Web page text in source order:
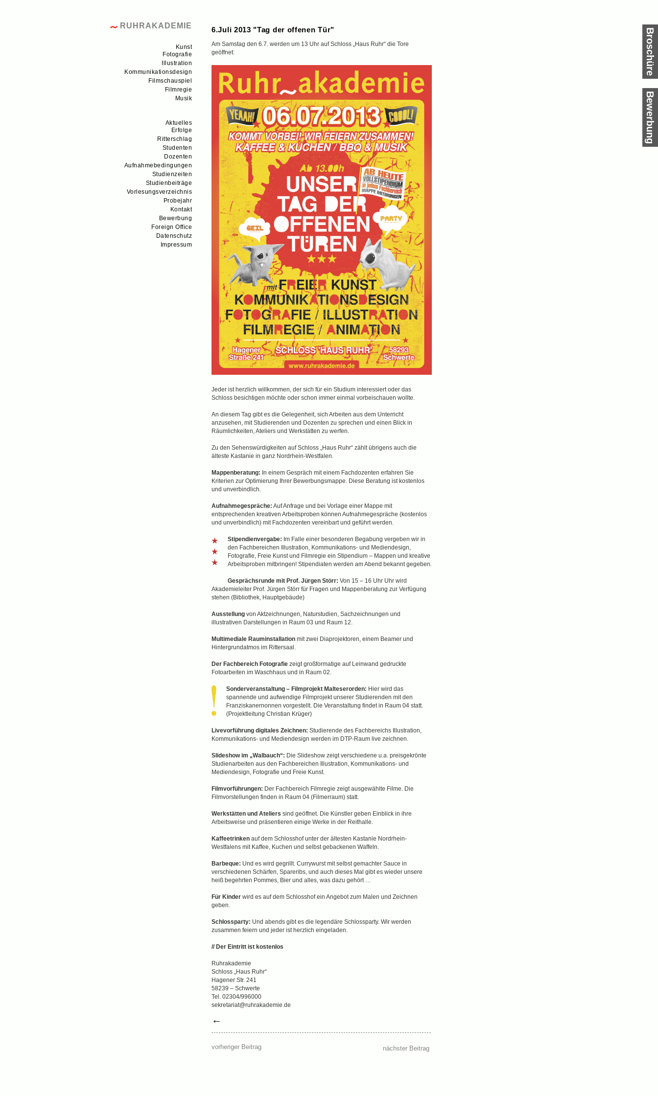
RUHRAKADEMIE
Kunst
Fotografie
Illustration
Kommunikationsdesign
Filmschauspiel
Filmregie
Musik
Aktuelles
Erfolge
Ritterschlag
Studenten
Dozenten
Aufnahmebedingungen
Studienzeiten
Studienbeiträge
Vorlesungsverzeichnis
Probejahr
Kontakt
Bewerbung
Foreign Office
Datenschutz
Impressum
6.Juli 2013 "Tag der offenen Tür"
Am Samstag den 6.7. werden um 13 Uhr auf Schloss „Haus Ruhr“ die Tore
geöffnet:
Jeder ist herzlich willkommen, der sich für ein Studium interessiert oder das
Schloss besichtigen möchte oder schon immer einmal vorbeischauen wollte.
An diesem Tag gibt es die Gelegenheit, sich Arbeiten aus dem Unterricht
anzusehen, mit Studierenden und Dozenten zu sprechen und einen Blick in
Räumlichkeiten, Ateliers und Werkstätten zu werfen.
Zu den Sehenswürdigkeiten auf Schloss „Haus Ruhr“ zählt übrigens auch die
älteste Kastanie in ganz Nordrhein-Westfalen.
Mappenberatung: In einem Gespräch mit einem Fachdozenten erfahren Sie
Kriterien zur Optimierung Ihrer Bewerbungsmappe. Diese Beratung ist kostenlos
und unverbindlich.
Aufnahmegespräche: Auf Anfrage und bei Vorlage einer Mappe mit
entsprechenden kreativen Arbeitsproben können Aufnahmegespräche (kostenlos
und unverbindlich) mit Fachdozenten vereinbart und geführt werden.
Stipendienvergabe: Im Falle einer besonderen Begabung vergeben wir in
den Fachbereichen Illustration, Kommunikations- und Mediendesign,
Fotografie, Freie Kunst und Filmregie ein Stipendium – Mappen und kreative
Arbeitsproben mitbringen! Stipendiaten werden am Abend bekannt gegeben.
Gesprächsrunde mit Prof. Jürgen Störr: Von 15 – 16 Uhr Uhr wird
Akademieleiter Prof. Jürgen Störr für Fragen und Mappenberatung zur Verfügung
stehen (Bibliothek, Hauptgebäude)
Ausstellung von Aktzeichnungen, Naturstudien, Sachzeichnungen und
illustrativen Darstellungen in Raum 03 und Raum 12.
Multimediale Rauminstallation mit zwei Diaprojektoren, einem Beamer und
Hintergrundatmos im Rittersaal.
Der Fachbereich Fotografie zeigt großformatige auf Leinwand gedruckte
Fotoarbeiten im Waschhaus und in Raum 02.
Sonderveranstaltung – Filmprojekt Malteserorden: Hier wird das
spannende und aufwendige Filmprojekt unserer Studierenden mit den
Franziskanernonnen vorgestellt. Die Veranstaltung findet in Raum 04 statt.
(Projektleitung Christian Krüger)
Livevorführung digitales Zeichnen: Studierende des Fachbereichs Illustration,
Kommunikations- und Mediendesign werden im DTP-Raum live zeichnen.
Slideshow im „Walbauch“: Die Slideshow zeigt verschiedene u.a. preisgekrönte
Studienarbeiten aus den Fachbereichen Illustration, Kommunikations- und
Mediendesign, Fotografie und Freie Kunst.
Filmvorführungen: Der Fachbereich Filmregie zeigt ausgewählte Filme. Die
Filmvorstellungen finden in Raum 04 (Filmerraum) statt.
Werkstätten und Ateliers sind geöffnet. Die Künstler geben Einblick in ihre
Arbeitsweise und präsentieren einige Werke in der Reithalle.
Kaffeetrinken auf dem Schlosshof unter der ältesten Kastanie Nordrhein-
Westfalens mit Kaffee, Kuchen und selbst gebackenen Waffeln.
Barbeque: Und es wird gegrillt. Currywurst mit selbst gemachter Sauce in
verschiedenen Schärfen, Spareribs, und auch dieses Mal gibt es wieder unsere
heiß begehrten Pommes, Bier und alles, was dazu gehört …
Für Kinder wird es auf dem Schlosshof ein Angebot zum Malen und Zeichnen
geben.
Schlossparty: Und abends gibt es die legendäre Schlossparty. Wir werden
zusammen feiern und jeder ist herzlich eingeladen.
// Der Eintritt ist kostenlos
Ruhrakademie
Schloss „Haus Ruhr“
Hagener Str. 241
58239 – Schwerte
Tel. 02304/996000
sekretariat@ruhrakademie.de
←
vorheriger Beitrag nächster Beitrag
Bewerbung
Broschüre